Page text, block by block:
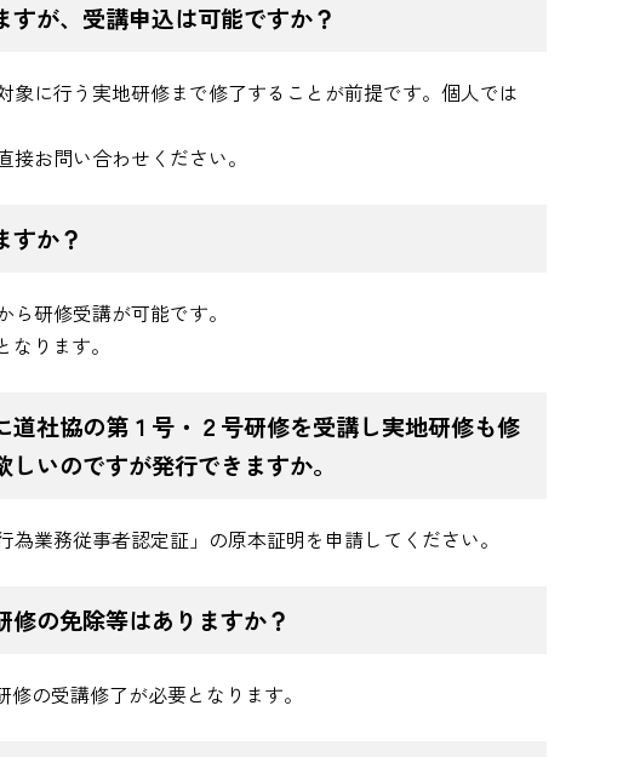
が、受講申込は可能ですか？
に行う実地研修まで修了することが前提です。個人では
お問い合わせください。
すか？
研修受講が可能です。
ります。
社協の第１号・２号研修を受講し実地研修も修
いのですが発行できますか。
業務従事者認定証」の原本証明を申請してください。
の免除等はありますか？
の受講修了が必要となります。